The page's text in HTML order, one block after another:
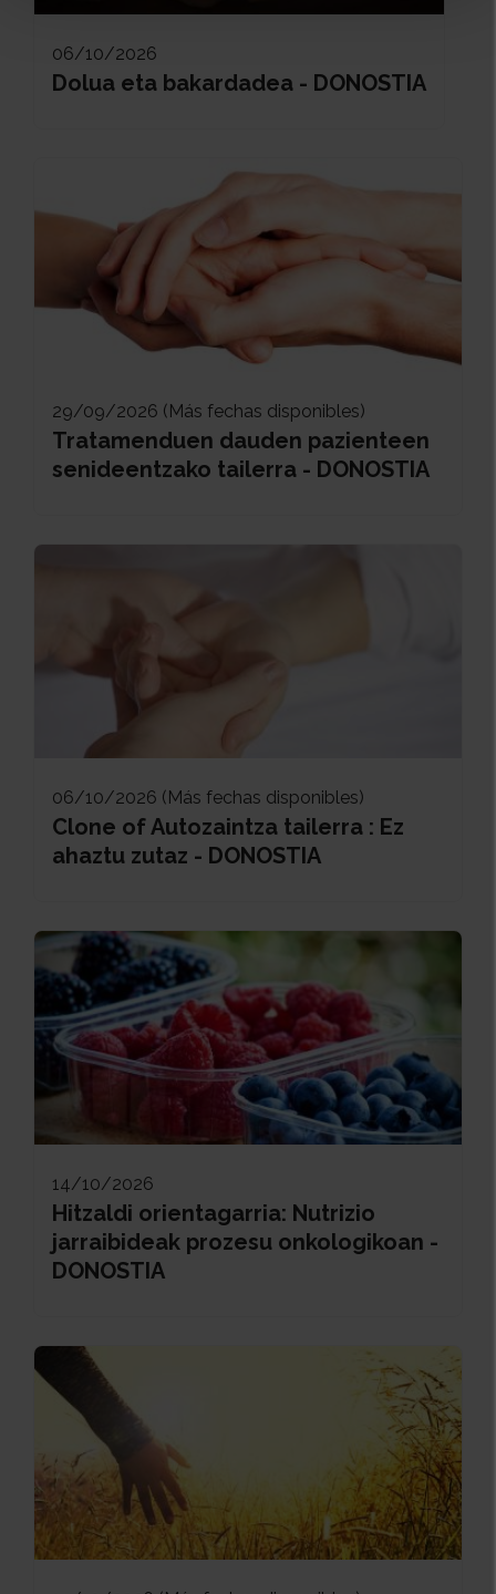
06/10/2026
Dolua eta bakardadea - DONOSTIA
29/09/2026 (Más fechas disponibles)
Tratamenduen dauden pazienteen
senideentzako tailerra - DONOSTIA
06/10/2026 (Más fechas disponibles)
Clone of Autozaintza tailerra : Ez
ahaztu zutaz - DONOSTIA
14/10/2026
Hitzaldi orientagarria: Nutrizio
jarraibideak prozesu onkologikoan -
DONOSTIA